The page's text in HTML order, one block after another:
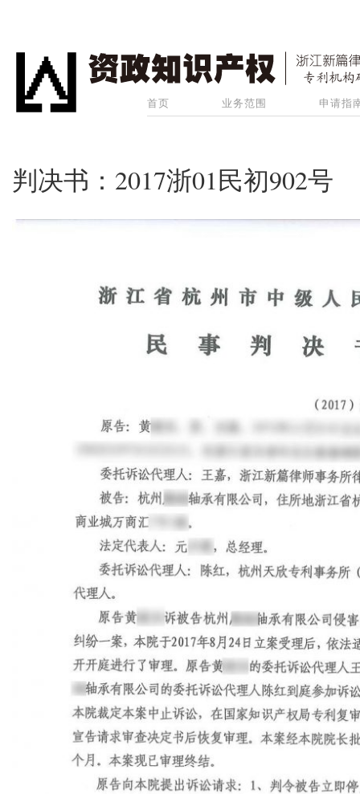
首页 业务范围 申请指
判决书：2017浙01民初902号